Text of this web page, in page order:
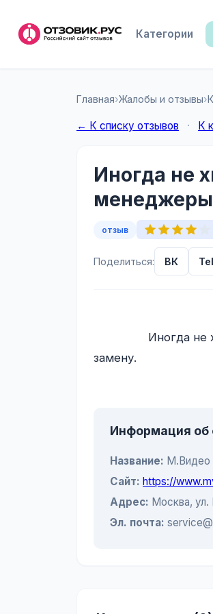
Категории
Главная›Жалобы и отзывы›
← К списку отзывов · К
Иногда не
менеджеры
отзыв
Поделиться: ВК
замену.
Информация об
Название: М.Видео
Сайт: https://
Адрес: Москва, ул.
Эл. почта: